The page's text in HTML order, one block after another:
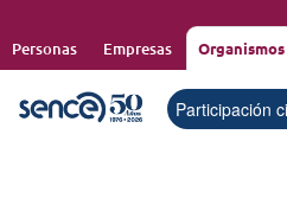
contenido
Personas Empresas Organismos
Participación